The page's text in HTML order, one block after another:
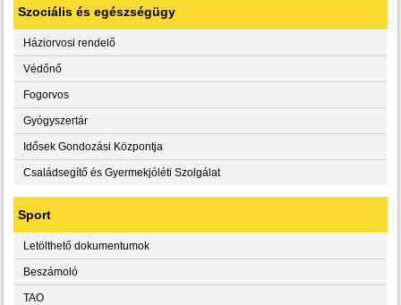
Szociális és egészségügy
Háziorvosi rendelő
Védőnő
Fogorvos
Gyógyszertár
Idősek Gondozási Központja
Családsegítő és Gyermekjóléti Szolgálat
Sport
Letölthető dokumentumok
Beszámoló
TAO